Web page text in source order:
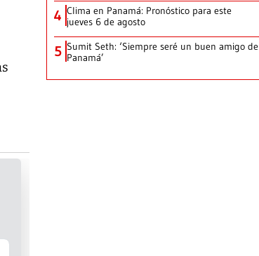
4 Clima en Panamá: Pronóstico para este
jueves 6 de agosto
5 Sumit Seth: ‘Siempre seré un buen amigo de
Panamá’